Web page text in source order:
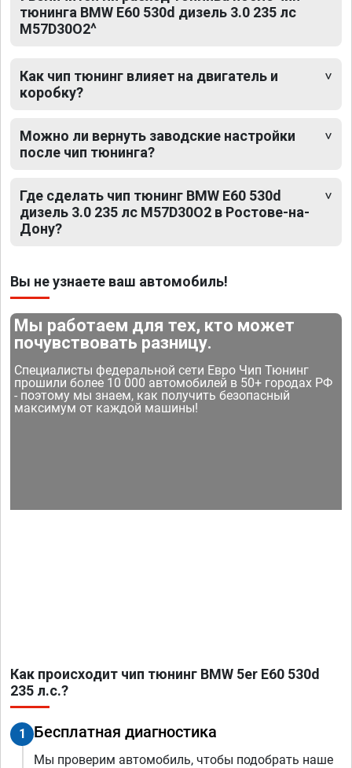
тюнинга BMW E60 530d дизель 3.0 235 лс
M57D30O2^
Как чип тюнинг влияет на двигатель и
коробку?
Можно ли вернуть заводские настройки
после чип тюнинга?
Где сделать чип тюнинг BMW E60 530d
дизель 3.0 235 лс M57D30O2 в Ростове-на-
Дону?
Вы не узнаете ваш автомобиль!
Мы работаем для тех, кто может
почувствовать разницу.
Специалисты федеральной сети Евро Чип Тюнинг
прошили более 10 000 автомобилей в 50+ городах РФ
- поэтому мы знаем, как получить безопасный
максимум от каждой машины!
Как происходит чип тюнинг BMW 5er E60 530d
235 л.с.?
1 Бесплатная диагностика
Мы проверим автомобиль, чтобы подобрать наше